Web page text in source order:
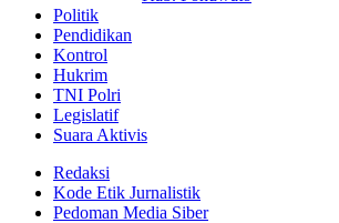
Politik
Pendidikan
Kontrol
Hukrim
TNI Polri
Legislatif
Suara Aktivis
Redaksi
Kode Etik Jurnalistik
Pedoman Media Siber